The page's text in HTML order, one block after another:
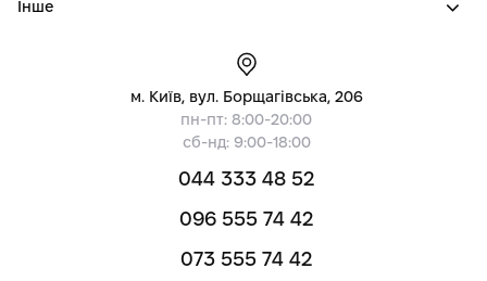
Інше
м. Київ, вул. Борщагівська, 206
пн-пт: 8:00-20:00
сб-нд: 9:00-18:00
044 333 48 52
096 555 74 42
073 555 74 42